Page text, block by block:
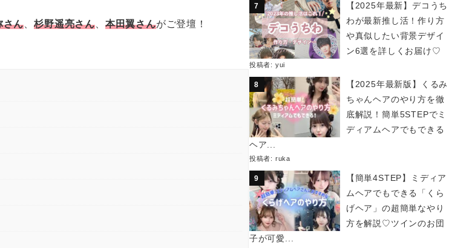
さん 、杉野遥亮さん、 本⽥翼さんがご登壇！
【2025年最新】デコうち
わが最新推し活！作り方
や真似したい背景デザイ
ン6選を詳しくお届け♡
投稿者: yui
【2025年最新版】くるみ
ちゃんヘアのやり方を徹
底解説！簡単5STEPでミ
ディアムヘアでもできる
ヘア...
投稿者: ruka
【簡単4STEP】ミディア
ムヘアでもできる「くら
げヘア」の超簡単なやり
方を解説♡ツインのお団
子が可愛...